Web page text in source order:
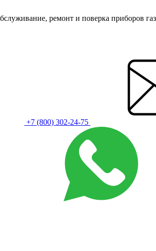
ремонт и поверка приборов
+7 (800) 302-24-75